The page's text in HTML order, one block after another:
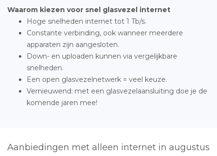
Waarom kiezen voor snel glasvezel internet
Hoge snelheden internet tot 1 Tb/s.
Constante verbinding, ook wanneer meerdere
apparaten zijn aangesloten.
Down- en uploaden kunnen via vergelijkbare
snelheden.
Een open glasvezelnetwerk = veel keuze.
Vernieuwend: met een glasvezelaansluiting doe je de
komende jaren mee!
Aanbiedingen met alleen internet in augustus